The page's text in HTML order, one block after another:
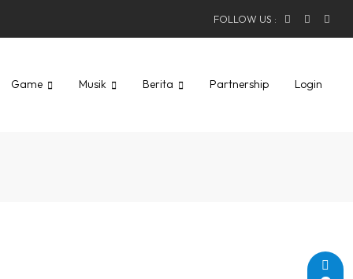
FOLLOW US :
Game Musik Berita Partnership Login